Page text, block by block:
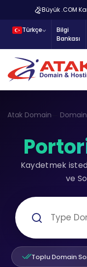
Büyük .COM
Türkçe
Bilgi
Bankası
Atak Domain
Kaydetmek
ve
Toplu Domain